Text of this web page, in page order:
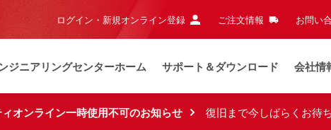
ログイン・新規オンライン登録 ご注文情報 お問い
ジニアリングセンターホーム サポート＆ダウンロード 会社情
ィオンライン一時使用不可のお知らせ 復旧まで今しばらくお待